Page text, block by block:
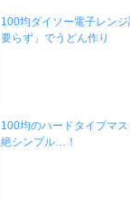
100均ダイソー電子レン
要らず」でうどん作り
100均のハードタイプマ
絶シンプル…！